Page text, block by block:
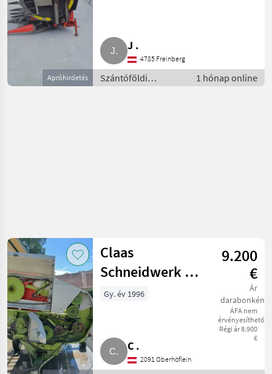
Apróhirdetés
J .
4785 Freinberg
Szántóföldi
betakarítógépek /
1 hónap online
Claas
Schneidwerk C
450
9.200
€
Ár
darabonként
ÁFA nem
érvényesíthető
Régi ár 8.900
€
Gy. év 1996
C .
2091 Oberhöflein